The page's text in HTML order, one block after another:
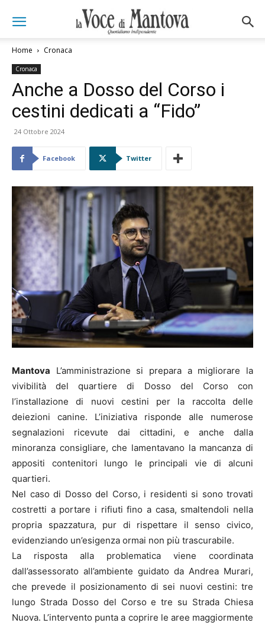
Home Cronaca
Cronaca
Anche a Dosso del Corso i
cestini dedicati a “Fido”
24 Ottobre 2024
Facebook Twitter
Mantova L’amministrazione si prepara a migliorare la
vivibilità del quartiere di Dosso del Corso con
l’installazione di nuovi cestini per la raccolta delle
deiezioni canine. L’iniziativa risponde alle numerose
segnalazioni ricevute dai cittadini, e anche dalla
minoranza consigliare, che lamentavano la mancanza di
appositi contenitori lungo le principali vie di alcuni
quartieri.
Nel caso di Dosso del Corso, i residenti si sono trovati
costretti a portare i rifiuti fino a casa, smaltendoli nella
propria spazzatura, pur di rispettare il senso civico,
evidenziando un’esigenza ormai non più trascurabile.
La risposta alla problematica viene coordinata
dall’assessorato all’ambiente guidato da Andrea Murari,
che prevede il posizionamento di sei nuovi cestini: tre
lungo Strada Dosso del Corso e tre su Strada Chiesa
Nuova. L’intervento punta a coprire le aree maggiormente